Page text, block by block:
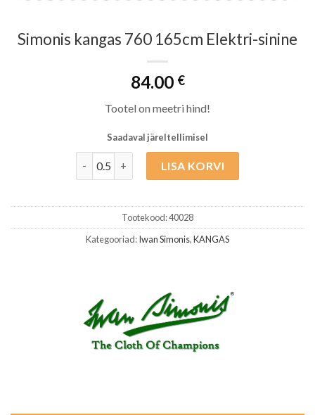
Simonis kangas 760 165cm Elektri-sinine
84.00 €
Tootel on meetri hind!
Saadaval järeltellimisel
LISA KORVI
Tootekood:40028
Kategooriad:Iwan Simonis,KANGAS